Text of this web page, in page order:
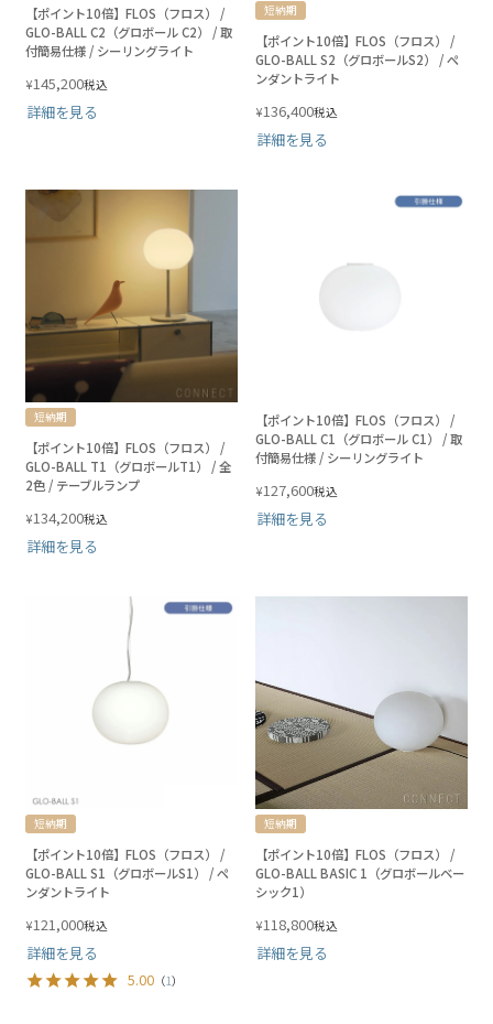
【ポイント10倍】FLOS（フロス） /
GLO-BALL C2（グロボール C2） / 取
付簡易仕様 / シーリングライト
¥145,200税込
詳細を見る
短納期
【ポイント10倍】FLOS（フロス） /
GLO-BALL S2（グロボールS2） / ペ
ンダントライト
¥136,400税込
詳細を見る
短納期
【ポイント10倍】FLOS（フロス） /
GLO-BALL T1（グロボールT1） / 全
2色 / テーブルランプ
¥134,200税込
詳細を見る
【ポイント10倍】FLOS（フロス） /
GLO-BALL C1（グロボール C1） / 取
付簡易仕様 / シーリングライト
¥127,600税込
詳細を見る
短納期
【ポイント10倍】FLOS（フロス） /
GLO-BALL S1（グロボールS1） / ペ
ンダントライト
¥121,000税込
詳細を見る
5.00 （1）
短納期
【ポイント10倍】FLOS（フロス） /
GLO-BALL BASIC 1（グロボールベー
シック1）
¥118,800税込
詳細を見る